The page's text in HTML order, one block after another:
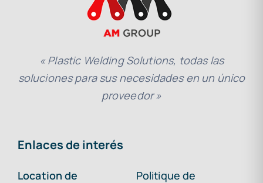
« Plastic Welding Solutions, todas las
soluciones para sus necesidades en un único
proveedor »
Enlaces de interés
Location de
Politique de